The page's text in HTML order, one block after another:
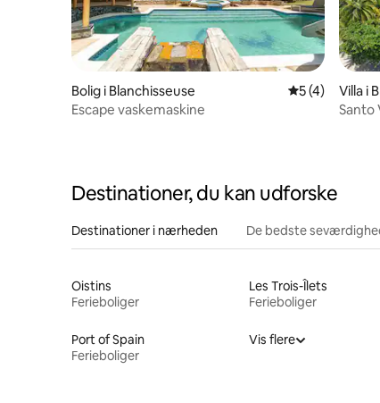
Bolig i Blanchisseuse 5 ud af 5 i
5 (4)
Escape vaskemaskine
Villa i
Santo
Destinationer, du kan udforske
Destinationer i nærheden De bedste
Oistins
Ferieboliger
Les Trois-Îlets
Ferieboliger
Port of Spain
Ferieboliger
Vis flere